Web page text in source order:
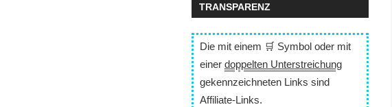
TRANSPARENZ
Die mit einem 🛒 Symbol oder mit
einer doppelten Unterstreichung
gekennzeichneten Links sind
Affiliate-Links.